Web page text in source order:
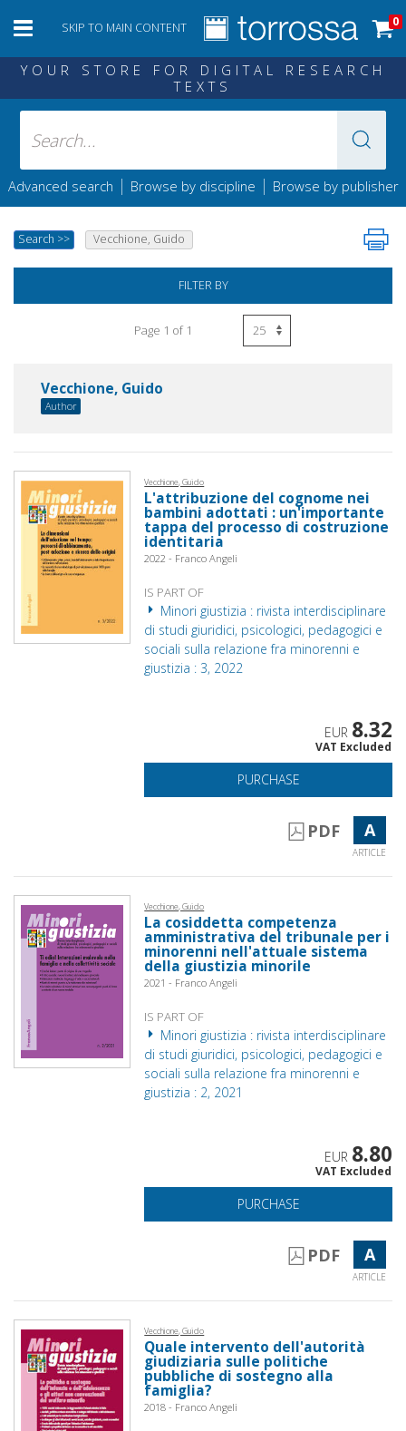
SKIP TO MAIN CONTENT 0
YOUR STORE FOR DIGITAL RESEARCH
TEXTS
Advanced search | Browse by discipline | Browse by publisher
Search >> Vecchione, Guido
FILTER BY
Page 1 of 1
Vecchione, Guido
Author
Vecchione, Guido
L'attribuzione del cognome nei
bambini adottati : un'importante
tappa del processo di costruzione
identitaria
2022 - Franco Angeli
IS PART OF
Minori giustizia : rivista interdisciplinare
di studi giuridici, psicologici, pedagogici e
sociali sulla relazione fra minorenni e
giustizia : 3, 2022
EUR 8.32
VAT Excluded
PURCHASE
PDF A
ARTICLE
Vecchione, Guido
La cosiddetta competenza
amministrativa del tribunale per i
minorenni nell'attuale sistema
della giustizia minorile
2021 - Franco Angeli
IS PART OF
Minori giustizia : rivista interdisciplinare
di studi giuridici, psicologici, pedagogici e
sociali sulla relazione fra minorenni e
giustizia : 2, 2021
EUR 8.80
VAT Excluded
PURCHASE
PDF A
ARTICLE
Vecchione, Guido
Quale intervento dell'autorità
giudiziaria sulle politiche
pubbliche di sostegno alla
famiglia?
2018 - Franco Angeli